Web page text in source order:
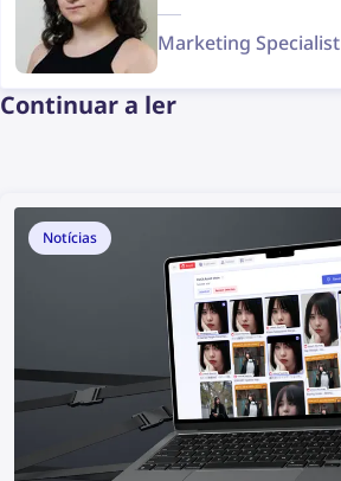
Marketing Specialist
Continuar a ler
Notícias